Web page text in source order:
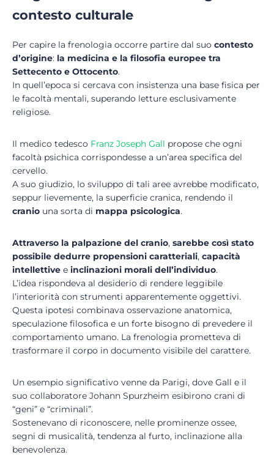
contesto culturale
Per capire la frenologia occorre partire dal suo contesto
d’origine: la medicina e la filosofia europee tra
Settecento e Ottocento.
In quell’epoca si cercava con insistenza una base fisica per
le facoltà mentali, superando letture esclusivamente
religiose.
Il medico tedesco Franz Joseph Gall propose che ogni
facoltà psichica corrispondesse a un’area specifica del
cervello.
A suo giudizio, lo sviluppo di tali aree avrebbe modificato,
seppur lievemente, la superficie cranica, rendendo il
cranio una sorta di mappa psicologica.
Attraverso la palpazione del cranio, sarebbe così stato
possibile dedurre propensioni caratteriali, capacità
intellettive e inclinazioni morali dell’individuo.
L’idea rispondeva al desiderio di rendere leggibile
l’interiorità con strumenti apparentemente oggettivi.
Questa ipotesi combinava osservazione anatomica,
speculazione filosofica e un forte bisogno di prevedere il
comportamento umano. La frenologia prometteva di
trasformare il corpo in documento visibile del carattere.
Un esempio significativo venne da Parigi, dove Gall e il
suo collaboratore Johann Spurzheim esibirono crani di
“geni” e “criminali”.
Sostenevano di riconoscere, nelle prominenze ossee,
segni di musicalità, tendenza al furto, inclinazione alla
benevolenza.